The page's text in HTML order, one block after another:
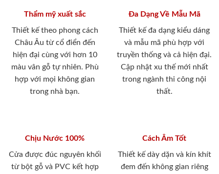
Thẩm mỹ xuất sắc
Thiết kế theo phong cách
Châu Âu từ cổ điển đến
hiện đại cùng với hơn 10
màu vân gỗ tự nhiên. Phù
hợp với mọi không gian
trong nhà bạn.
Đa Dạng Về Mẫu Mã
Thiết kế đa dạng kiểu dáng
và mẫu mã phù hợp với
truyền thống và cả hiện đại.
Cập nhật xu thế mới nhất
trong ngành thi công nội
thất.
Chịu Nước 100%
Cửa được đúc nguyên khối
từ bột gỗ và PVC kết hợp
Cách Âm Tốt
Thiết kế dày dặn và kín khít
đem đến không gian riêng